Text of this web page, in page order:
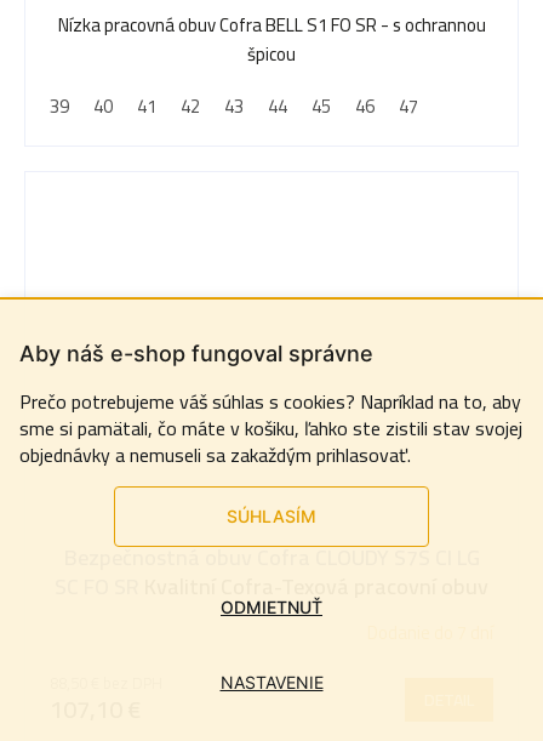
Aby náš e-shop fungoval správne
Prečo potrebujeme váš súhlas s cookies? Napríklad na to, aby
sme si pamätali, čo máte v košiku, ľahko ste zistili stav svojej
objednávky a nemuseli sa zakaždým prihlasovať.
SÚHLASÍM
NASTAVENIE
ODMIETNUŤ
Nízka pracovná obuv Cofra BELL S1 FO SR - s ochrannou
špicou
39
40 41 42 43 44 45 46 47
Bezpečnostná obuv Cofra CLOUDY S7S CI LG
Kvalitní Cofra-Texová pracovní obuv